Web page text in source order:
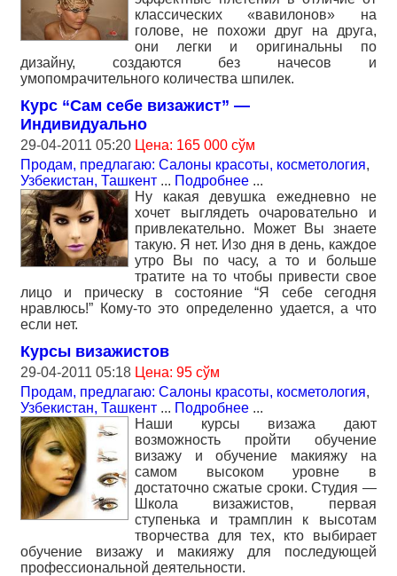
классических «вавилонов» на
голове, не похожи друг на друга,
они легки и оригинальны по
дизайну, создаются без начесов и
умопомрачительного количества шпилек.
Курс “Сам себе визажист” —
Индивидуально
29-04-2011 05:20 Цена: 165 000 сўм
Продам, предлагаю: Салоны красоты, косметология,
Узбекистан, Ташкент ... Подробнее ...
Ну какая девушка ежедневно не
хочет выглядеть очаровательно и
привлекательно. Может Вы знаете
такую. Я нет. Изо дня в день, каждое
утро Вы по часу, а то и больше
тратите на то чтобы привести свое
лицо и прическу в состояние “Я себе сегодня
нравлюсь!” Кому-то это определенно удается, а что
если нет.
Курсы визажистов
29-04-2011 05:18 Цена: 95 сўм
Продам, предлагаю: Салоны красоты, косметология,
Узбекистан, Ташкент ... Подробнее ...
Наши курсы визажа дают
возможность пройти обучение
визажу и обучение макияжу на
самом высоком уровне в
достаточно сжатые сроки. Студия —
Школа визажистов, первая
ступенька и трамплин к высотам
творчества для тех, кто выбирает
обучение визажу и макияжу для последующей
профессиональной деятельности.